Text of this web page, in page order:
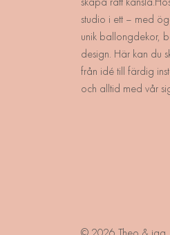
studio i ett – med
unik ballongdekor,
design. Här kan du
från idé till färdig
och alltid med vår